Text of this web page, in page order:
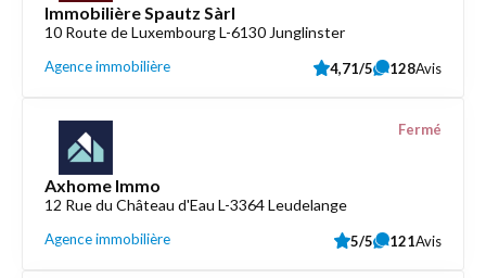
Immobilière Spautz Sàrl
10 Route de Luxembourg L-6130 Junglinster
Agence immobilière 4,71/5 128Avis
Axhome Immo
12 Rue du Château d'Eau L-3364 Leudelange
Agence immobilière
Fermé
5/5 121Avis